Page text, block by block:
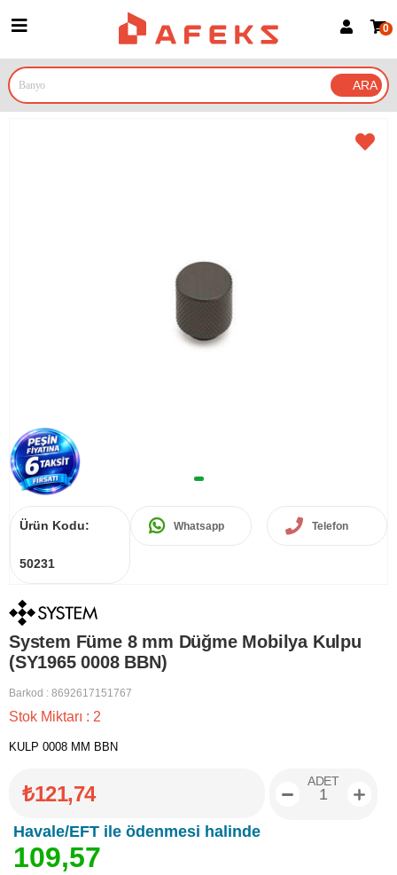
Google İle Bağlan
0
Ürün Kodu:
50231
Whatsapp Telefon
System Füme 8 mm Düğme Mobilya Kulpu
(SY1965 0008 BBN)
Barkod : 8692617151767
Stok Miktarı : 2
KULP 0008 MM BBN
₺121,74
Havale/EFT ile ödenmesi halinde
109,57
ADET